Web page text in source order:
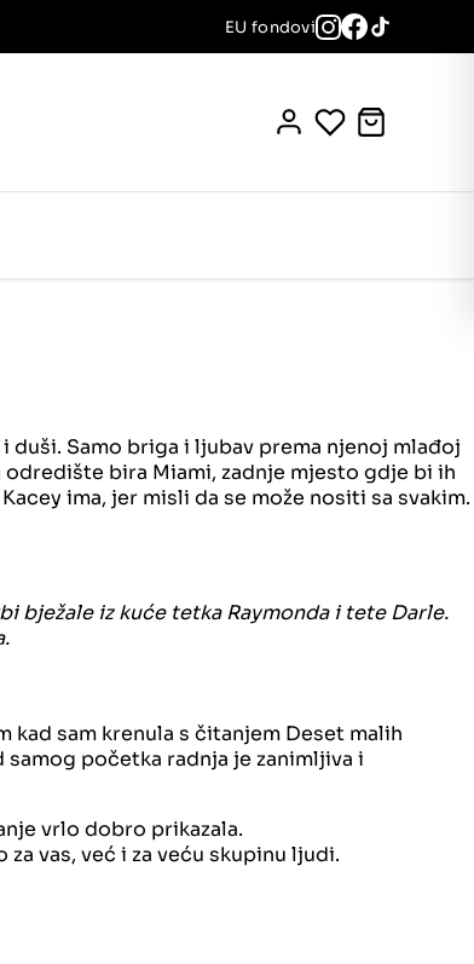
EU fondovi
Samo briga i ljubav prema njenoj mlađoj
bira Miami, zadnje mjesto gdje bi ih
ima, jer misli da se može nositi sa svakim.
bježale iz kuće tetka Raymonda i tete Darle.
kad sam krenula s čitanjem Deset malih
početka radnja je zanimljiva i
vrlo dobro prikazala.
vas, već i za veću skupinu ljudi.